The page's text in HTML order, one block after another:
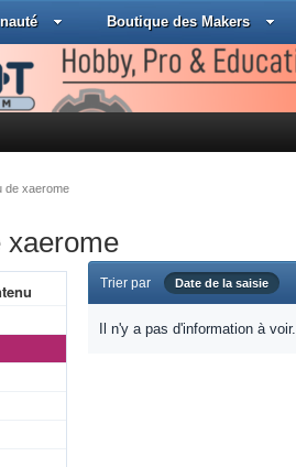
Boutique des Makers
de xaerome
xaerome
Trier par Date de la saisie
Il n'y a pas d'information à voir.